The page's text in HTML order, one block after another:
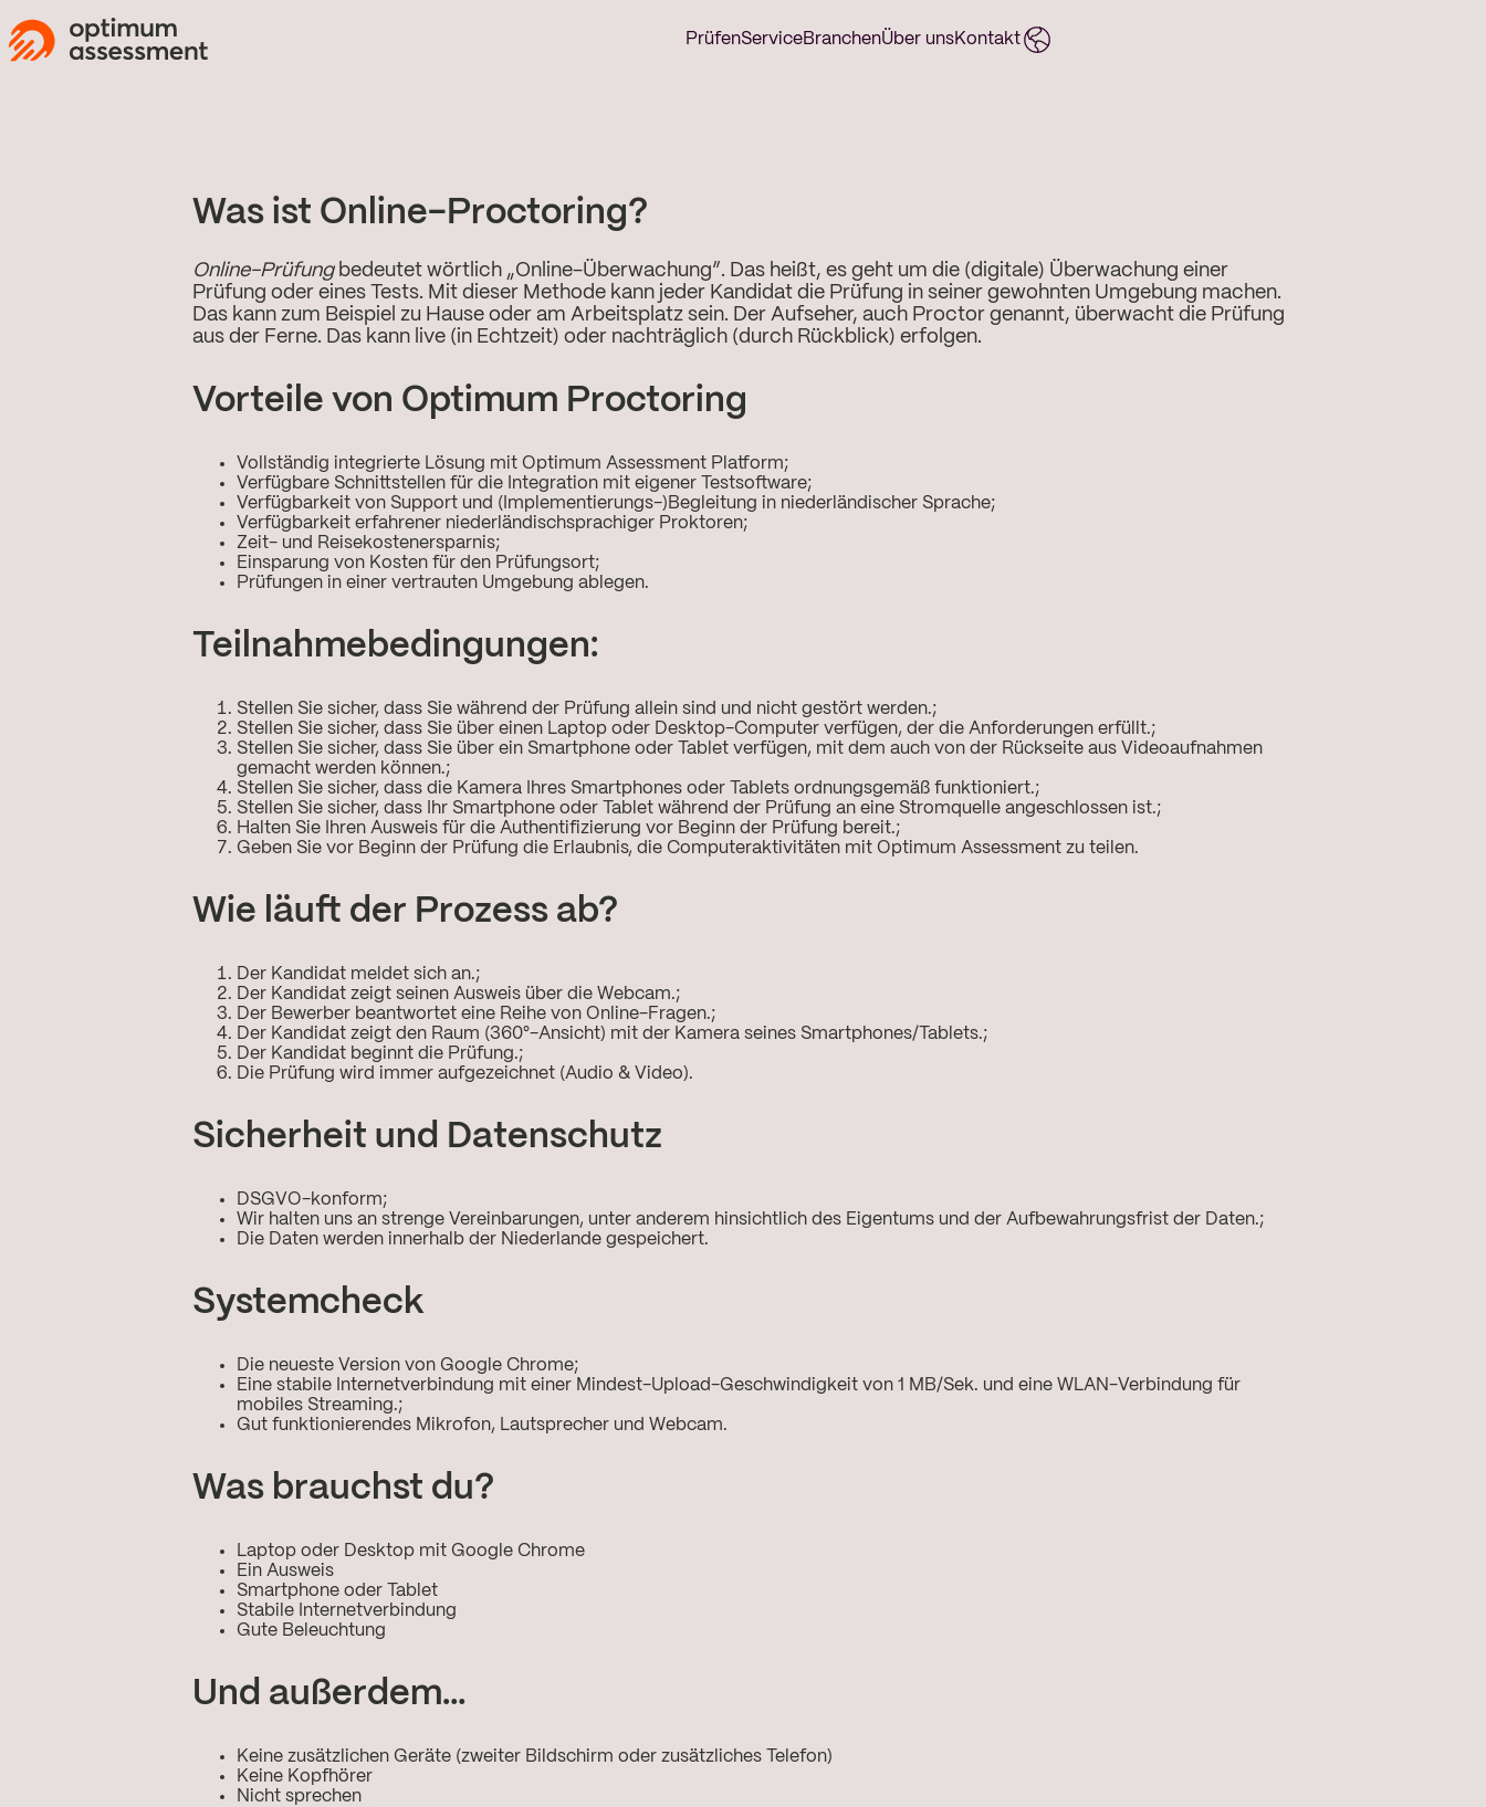
PrüfenServiceBranchenÜber unsKontakt
Was ist Online-Proctoring?
Online-Prüfungbedeutet wörtlich „Online-Überwachung”. Das heißt, es geht um die (digitale) Überwachung einer
Prüfung oder eines Tests. Mit dieser Methode kann jeder Kandidat die Prüfung in seiner gewohnten Umgebung machen.
Das kann zum Beispiel zu Hause oder am Arbeitsplatz sein. Der Aufseher, auch Proctor genannt, überwacht die Prüfung
aus der Ferne. Das kann live (in Echtzeit) oder nachträglich (durch Rückblick) erfolgen.
Vorteile von Optimum Proctoring
Vollständig integrierte Lösung mit Optimum Assessment Platform;
Verfügbare Schnittstellen für die Integration mit eigener Testsoftware;
Verfügbarkeit von Support und (Implementierungs-)Begleitung in niederländischer Sprache;
Verfügbarkeit erfahrener niederländischsprachiger Proktoren;
Zeit- und Reisekostenersparnis;
Einsparung von Kosten für den Prüfungsort;
Prüfungen in einer vertrauten Umgebung ablegen.
Teilnahmebedingungen:
Stellen Sie sicher, dass Sie während der Prüfung allein sind und nicht gestört werden.;
Stellen Sie sicher, dass Sie über einen Laptop oder Desktop-Computer verfügen, der die Anforderungen erfüllt.;
Stellen Sie sicher, dass Sie über ein Smartphone oder Tablet verfügen, mit dem auch von der Rückseite aus Videoaufnahmen
gemacht werden können.;
Stellen Sie sicher, dass die Kamera Ihres Smartphones oder Tablets ordnungsgemäß funktioniert.;
Stellen Sie sicher, dass Ihr Smartphone oder Tablet während der Prüfung an eine Stromquelle angeschlossen ist.;
Halten Sie Ihren Ausweis für die Authentifizierung vor Beginn der Prüfung bereit.;
Geben Sie vor Beginn der Prüfung die Erlaubnis, die Computeraktivitäten mit Optimum Assessment zu teilen.
Wie läuft der Prozess ab?
Der Kandidat meldet sich an.;
Der Kandidat zeigt seinen Ausweis über die Webcam.;
Der Bewerber beantwortet eine Reihe von Online-Fragen.;
Der Kandidat zeigt den Raum (360°-Ansicht) mit der Kamera seines Smartphones/Tablets.;
Der Kandidat beginnt die Prüfung.;
Die Prüfung wird immer aufgezeichnet (Audio & Video).
Sicherheit und Datenschutz
DSGVO-konform;
Wir halten uns an strenge Vereinbarungen, unter anderem hinsichtlich des Eigentums und der Aufbewahrungsfrist der Daten.;
Die Daten werden innerhalb der Niederlande gespeichert.
Systemcheck
Die neueste Version von Google Chrome;
Eine stabile Internetverbindung mit einer Mindest-Upload-Geschwindigkeit von 1 MB/Sek. und eine WLAN-Verbindung für
mobiles Streaming.;
Gut funktionierendes Mikrofon, Lautsprecher und Webcam.
Was brauchst du?
Laptop oder Desktop mit Google Chrome
Ein Ausweis
Smartphone oder Tablet
Stabile Internetverbindung
Gute Beleuchtung
Und außerdem…
Keine zusätzlichen Geräte (zweiter Bildschirm oder zusätzliches Telefon)
Keine Kopfhörer
Nicht sprechen